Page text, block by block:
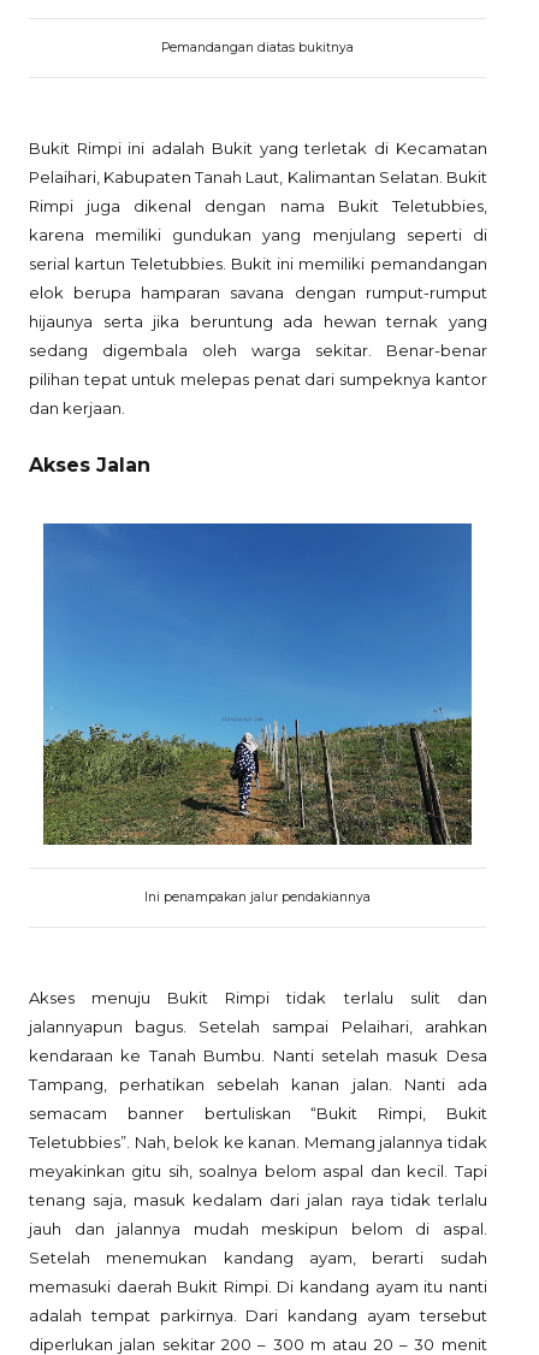
Pemandangan diatas bukitnya
Bukit Rimpi ini adalah Bukit yang terletak di Kecamatan
Pelaihari, Kabupaten Tanah Laut, Kalimantan Selatan. Bukit
Rimpi juga dikenal dengan nama Bukit Teletubbies,
karena memiliki gundukan yang menjulang seperti di
serial kartun Teletubbies. Bukit ini memiliki pemandangan
elok berupa hamparan savana dengan rumput-rumput
hijaunya serta jika beruntung ada hewan ternak yang
sedang digembala oleh warga sekitar. Benar-benar
pilihan tepat untuk melepas penat dari sumpeknya kantor
dan kerjaan.
Akses Jalan
Ini penampakan jalur pendakiannya
Akses menuju Bukit Rimpi tidak terlalu sulit dan
jalannyapun bagus. Setelah sampai Pelaihari, arahkan
kendaraan ke Tanah Bumbu. Nanti setelah masuk Desa
Tampang, perhatikan sebelah kanan jalan. Nanti ada
semacam banner bertuliskan “Bukit Rimpi, Bukit
Teletubbies”. Nah, belok ke kanan. Memang jalannya tidak
meyakinkan gitu sih, soalnya belom aspal dan kecil. Tapi
tenang saja, masuk kedalam dari jalan raya tidak terlalu
jauh dan jalannya mudah meskipun belom di aspal.
Setelah menemukan kandang ayam, berarti sudah
memasuki daerah Bukit Rimpi. Di kandang ayam itu nanti
adalah tempat parkirnya. Dari kandang ayam tersebut
diperlukan jalan sekitar 200 – 300 m atau 20 – 30 menit